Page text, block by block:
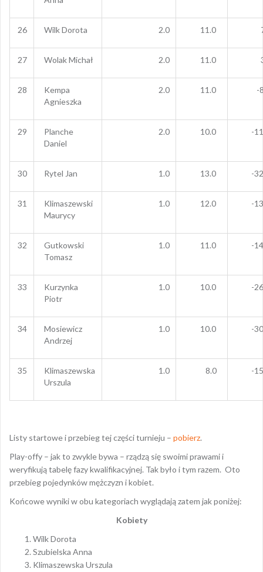
26 Wilk Dorota 2.0 11.0
27 Wolak Michał 2.0 11.0
28
Kempa
Agnieszka
2.0 11.0 -
29
Planche
Daniel
2.0 10.0 -
30 Rytel Jan 1.0 13.0 -
31
Klimaszewski
Maurycy
1.0 12.0 -
32
Gutkowski
Tomasz
1.0 11.0 -
33
Kurzynka
Piotr
1.0 10.0 -
34
Mosiewicz
Andrzej
1.0 10.0 -
35
Klimaszewska
Urszula
1.0 8.0 -
Listy startowe i przebieg tej części turnieju – pobierz.
Play-offy – jak to zwykle bywa – rządzą się swoimi prawami i
weryfikują tabelę fazy kwalifikacyjnej. Tak było i tym razem. Oto
przebieg pojedynków mężczyzn i kobiet.
Końcowe wyniki w obu kategoriach wyglądają zatem jak poniżej:
Kobiety
Wilk Dorota
Szubielska Anna
Klimaszewska Urszula